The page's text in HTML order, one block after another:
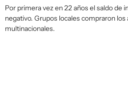
Por primera vez en 22 años el saldo de
negativo. Grupos locales compraron
multinacionales.